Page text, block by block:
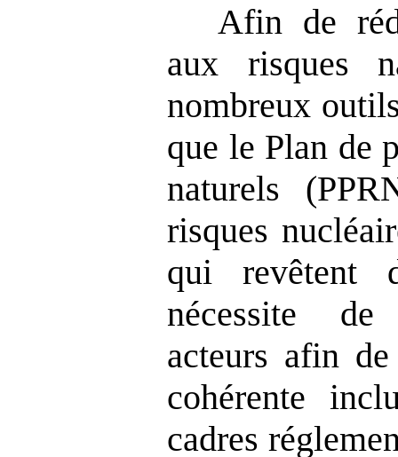
Afin de
aux risques
nombreux
que le Plan de
naturels
risques
qui revêtent
nécessite
acteurs afin
cohérente
cadres